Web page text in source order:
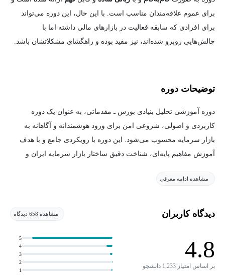
برای عموم علاقه‌مندان مناسب است. با این حال، این دوره می‌تواند
برای افرادی که سابقه فعالیت در بازارهای مالی داشته اما با
چالش‌هایی روبرو شده‌اند، نیز مفید بوده و راهگشای مشکلاتشان باشد.
توضیحات دوره
دوره آموزشی تحلیل بنیادی بورس ـ مقدماتی، به عنوان یک دوره
کاربردی و اصولی، شروعی امن برای ورود هوشمندانه و آگاهانه به
بازار سرمایه محسوب می‌شود. این دوره با رویکردی جامع و با هدف
آموزش مفاهیم پایه‌ای، شناخت دقیق ساختار بازار سرمایه ایران و
حتی بدون پیش‌زمینه یا تجربه قبلی، بتوانند اصول و فنون سرمایه‌گذاری
بی‌نظیر را برای افراد فراهم می‌آورد تا ضمن آشنایی با فضای بورس،
خاطر بیشتری مسیر آینده سرمایه‌گذاری خود را ترسیم نمایند.
آنچه در این دوره می‌آموزید
مشاهده ادامه معرفی
دیدگاه کاربران مشاهده 658 دیدگاه
4.8
بر اساس امتیاز 1,233 دانشجو
1
2
3
4
5